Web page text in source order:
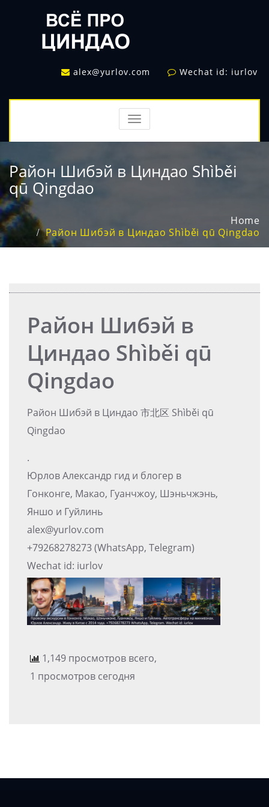
alex@yurlov.com Wechat id: iurlov
TOGGLE
NAVIGATION
Район Шибэй в Циндао Shìběi
qū Qingdao
Home
Район Шибэй в Циндао Shìběi qū Qingdao
Район Шибэй в
Циндао Shìběi qū
Qingdao
Район Шибэй в Циндао 市北区 Shìběi qū
Qingdao
.
Юрлов Александр гид и блогер в
Гонконге, Макао, Гуанчжоу, Шэньчжэнь,
Яншо и Гуйлинь
alex@yurlov.com
+79268278273 (WhatsApp, Telegram)
Wechat id: iurlov
1,149 просмотров всего,
1 просмотров сегодня